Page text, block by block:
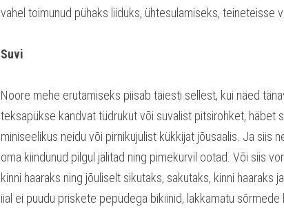
vahel toimunud pühaks liiduks, ühtesulamiseks, teineteisse
Suvi
Noore mehe erutamiseks piisab täiesti sellest, kui näed
teksapükse kandvat tüdrukut või suvalist pitsirohket, häbet
miniseelikus neidu või pirnikujulist kükkijat jõusaalis. Ja siis
oma kiindunud pilgul jälitad ning pimekurvil ootad. Või siis
kinni haaraks ning jõuliselt sikutaks, sakutaks, kinni
iial ei puudu priskete pepudega bikiinid, lakkamatu